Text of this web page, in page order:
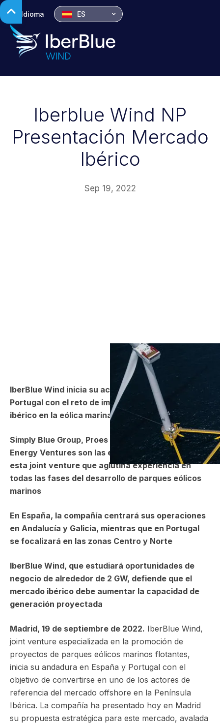
Idioma ES
Iberblue Wind NP
Presentación Mercado
Ibérico
Sep 19, 2022
IberBlue Wind inicia su actividad en España y
Portugal con el reto de impulsar el liderazgo
ibérico en la eólica marina
Simply Blue Group, Proes Consultores y FF New
Energy Ventures son las empresas integrantes de
esta joint venture que aglutina experiencia en
todas las fases del desarrollo de parques eólicos
marinos
En España, la compañía centrará sus operaciones
en Andalucía y Galicia, mientras que en Portugal
se focalizará en las zonas Centro y Norte
IberBlue Wind, que estudiará oportunidades de
negocio de alrededor de 2 GW, defiende que el
mercado ibérico debe aumentar la capacidad de
generación proyectada
Madrid, 19 de septiembre de 2022. IberBlue Wind,
joint venture especializada en la promoción de
proyectos de parques eólicos marinos flotantes,
inicia su andadura en España y Portugal con el
objetivo de convertirse en uno de los actores de
referencia del mercado offshore en la Península
Ibérica. La compañía ha presentado hoy en Madrid
su propuesta estratégica para este mercado, avalada